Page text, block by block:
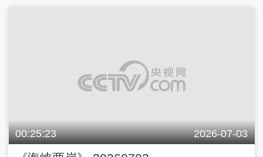
00:25:23 2026-07-03